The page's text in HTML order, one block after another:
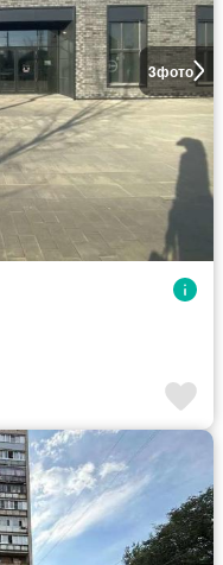
3фото